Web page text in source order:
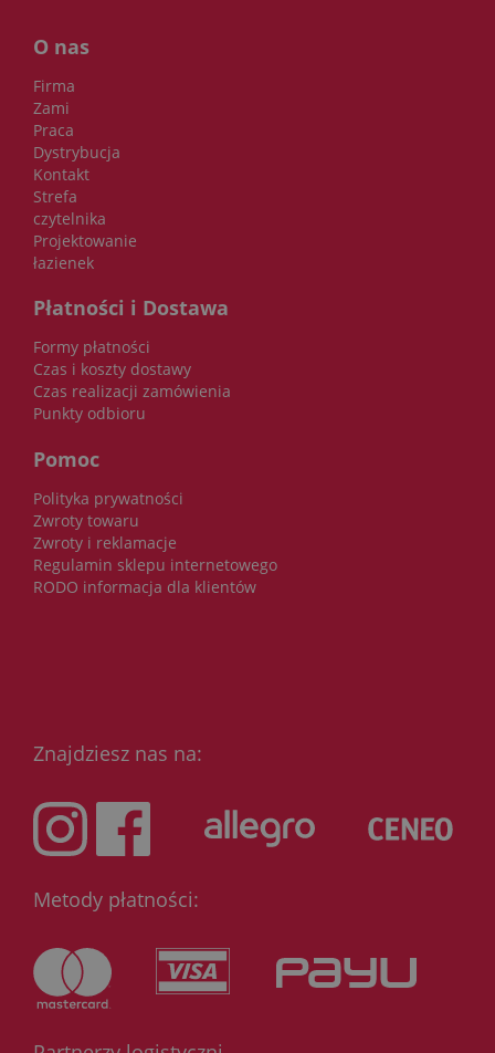
O nas
Firma
Zami
Praca
Dystrybucja
Kontakt
Strefa
czytelnika
Projektowanie
łazienek
Płatności i Dostawa
Formy płatności
Czas i koszty dostawy
Czas realizacji zamówienia
Punkty odbioru
Pomoc
Polityka prywatności
Zwroty towaru
Zwroty i reklamacje
Regulamin sklepu internetowego
RODO informacja dla klientów
Znajdziesz nas na:
Metody płatności: